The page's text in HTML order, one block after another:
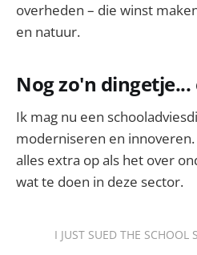
overheden – die winst
en natuur.
Nog zo'n
Ik mag nu een
moderniseren en innoveren.
alles extra op als het over
wat te doen in deze sector.
I JUST SUED THE